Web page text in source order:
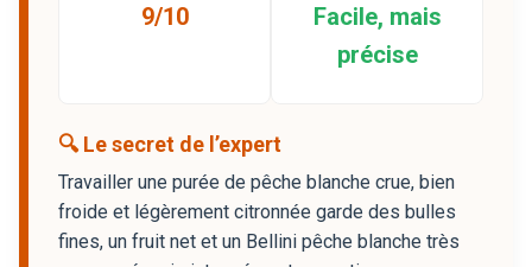
9/10
Facile, mais
précise
🔍 Le secret de l’expert
Travailler une purée de pêche blanche crue, bien
froide et légèrement citronnée garde des bulles
fines, un fruit net et un Bellini pêche blanche très